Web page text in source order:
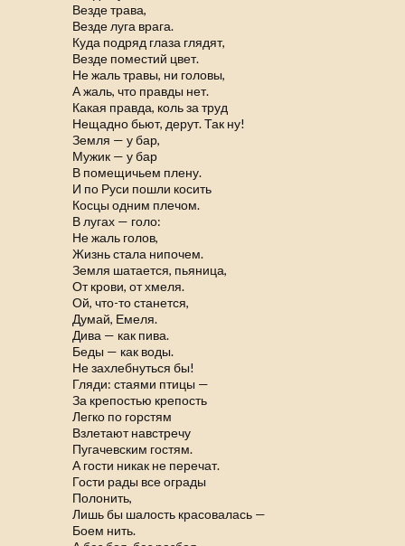
Везде трава,
Везде луга врага.
Куда подряд глаза глядят,
Везде поместий цвет.
Не жаль травы, ни головы,
А жаль, что правды нет.
Какая правда, коль за труд
Нещадно бьют, дерут. Так ну!
Земля — у бар,
Мужик — у бар
В помещичьем плену.
И по Руси пошли косить
Косцы одним плечом.
В лугах — голо:
Не жаль голов,
Жизнь стала нипочем.
Земля шатается, пьяница,
От крови, от хмеля.
Ой, что-то станется,
Думай, Емеля.
Дива — как пива.
Беды — как воды.
Не захлебнуться бы!
Гляди: стаями птицы —
За крепостью крепость
Легко по горстям
Взлетают навстречу
Пугачевским гостям.
А гости никак не перечат.
Гости рады все ограды
Полонить,
Лишь бы шалость красовалась —
Боем нить.